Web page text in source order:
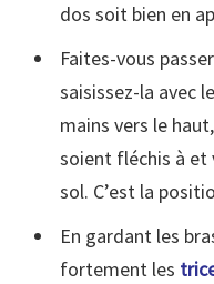
dos soit bien en
Faites-vous
saisissez-la avec
mains vers le
soient fléchis à et
sol. C’est la
En gardant les
fortement les